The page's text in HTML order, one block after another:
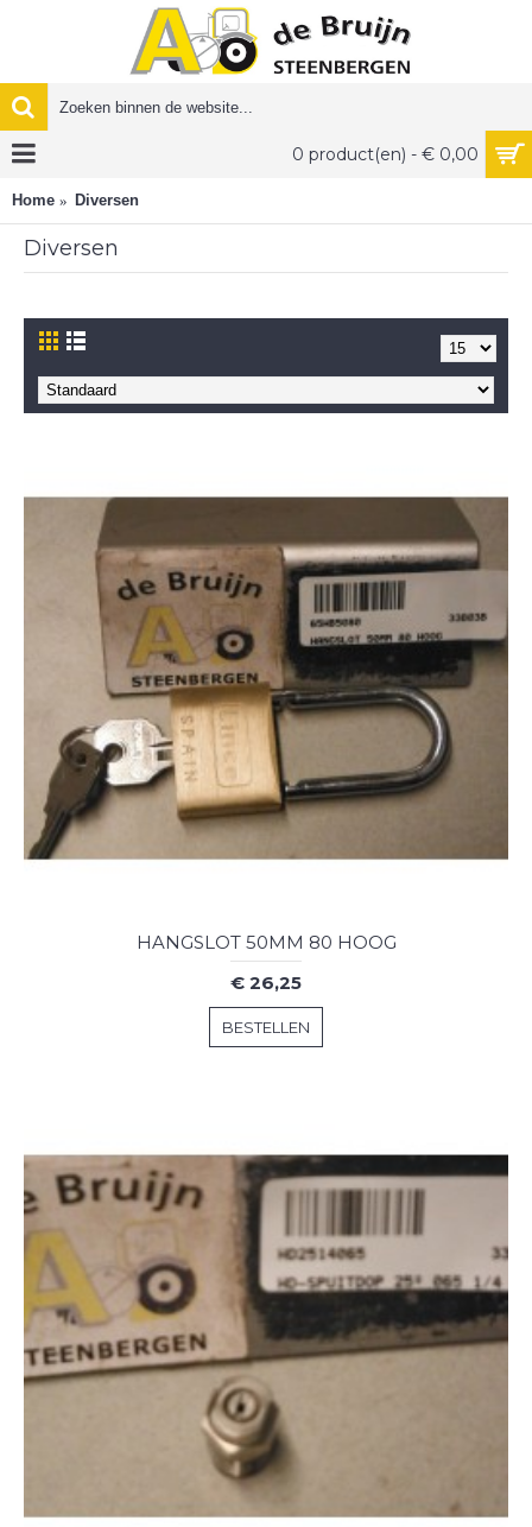
0 product(en) - € 0,00
Home Diversen
Diversen
HANGSLOT 50MM 80 HOOG
€ 26,25
BESTELLEN